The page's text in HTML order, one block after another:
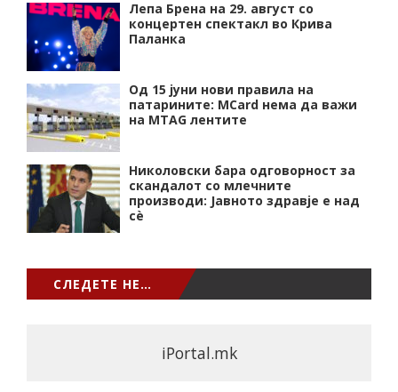
Лепа Брена на 29. август со
концертен спектакл во Крива
Паланка
Од 15 јуни нови правила на
патарините: MCard нема да важи
на MTAG лентите
Николовски бара одговорност за
скандалот со млечните
производи: Јавното здравје е над
сѐ
СЛЕДЕТЕ НЕ…
iPortal.mk